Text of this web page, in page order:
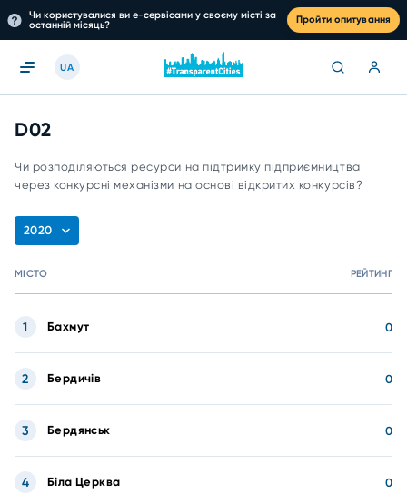
Чи користувалися ви е-сервісами у своєму місті за
останній місяць?
Пройти опитування
UA
D02
Чи розподіляються ресурси на підтримку підприємництва
через конкурсні механізми на основі відкритих конкурсів?
2020
МІСТО РЕЙТИНГ
Бахмут 0
1
Бердичів 0
2
Бердянськ 0
3
Біла Церква 0
4